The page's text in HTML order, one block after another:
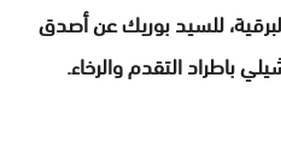
للسيد بوريك عن أصدق
باطراد التقدم والرخاء.